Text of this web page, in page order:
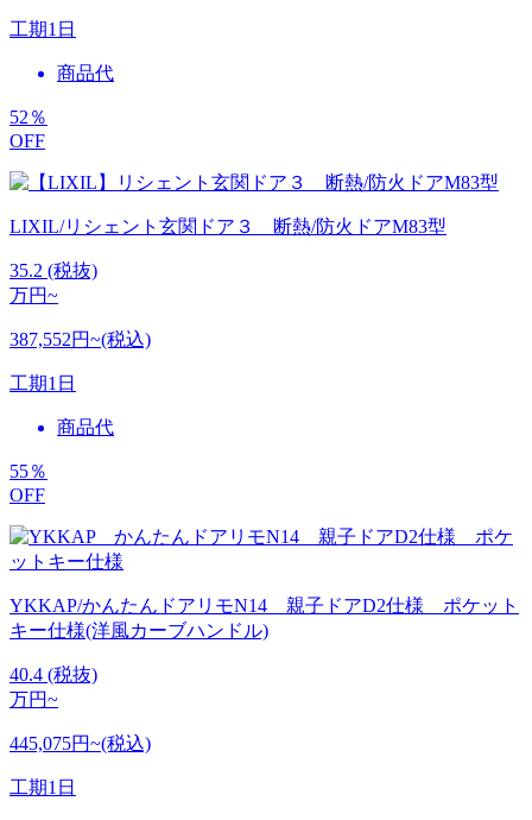
工期1日
商品代
52 ％
OFF
LIXIL/リシェント玄関ドア３ 断熱/防火ドアM83型
35.2 (税抜)
万円~
387,552円~(税込)
工期1日
商品代
55％
OFF
YKKAP/かんたんドアリモN14 親子ドアD2仕様 ポケット
キー仕様(洋風カーブハンドル)
40.4 (税抜)
万円~
445,075円~(税込)
工期1日